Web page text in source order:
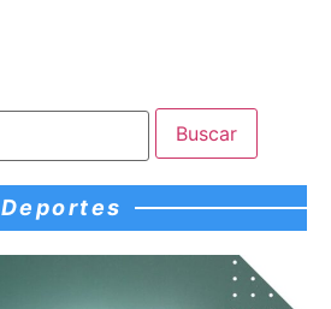
Deportes